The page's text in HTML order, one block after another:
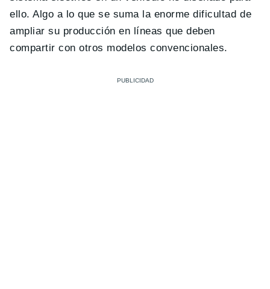
ello. Algo a lo que se suma la enorme dificultad de
ampliar su producción en líneas que deben
compartir con otros modelos convencionales.